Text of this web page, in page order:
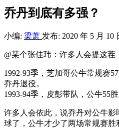
乔丹到底有多强？
小编: 梁萧 发布: 2020 年 5 月 10
@某个张佳玮：许多人会提这茬
1992-93季，芝加哥公牛常规赛
乔丹退役。
1993-94季，皮彭带队，公牛55
许多人会依此，说乔丹对公牛
球了，公牛才少了两场常规赛胜